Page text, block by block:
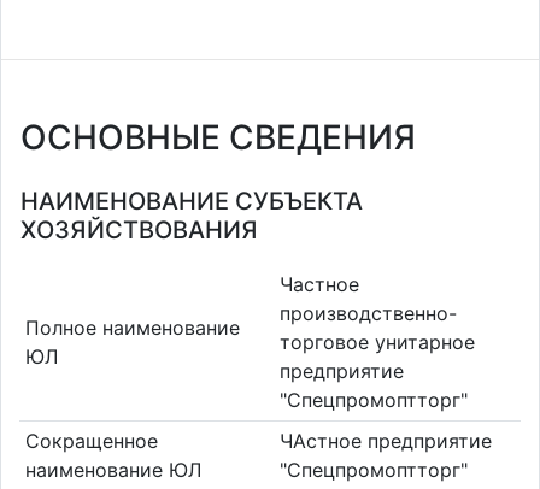
ОСНОВНЫЕ СВЕДЕНИЯ
НАИМЕНОВАНИЕ СУБЪЕКТА
ХОЗЯЙСТВОВАНИЯ
Полное наименование
ЮЛ
Частное
производственно-
торговое унитарное
предприятие
"Спецпромоптторг"
Сокращенное
наименование ЮЛ
ЧАстное предприятие
"Спецпромоптторг"